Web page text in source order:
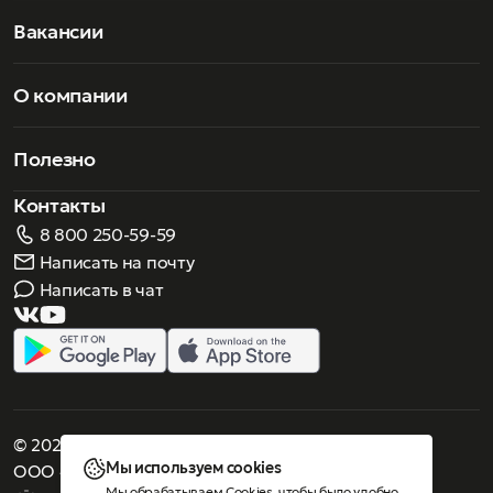
символ современной роскоши. Аксессуары Gucci быстро
Вакансии
О компании
Полезно
Контакты
8 800 250-59-59
Написать на почту
Написать в чат
© 2026 Роскошное зрение. Все права защищены
ООО «Люнеттес-оптика»
Мы используем cookies